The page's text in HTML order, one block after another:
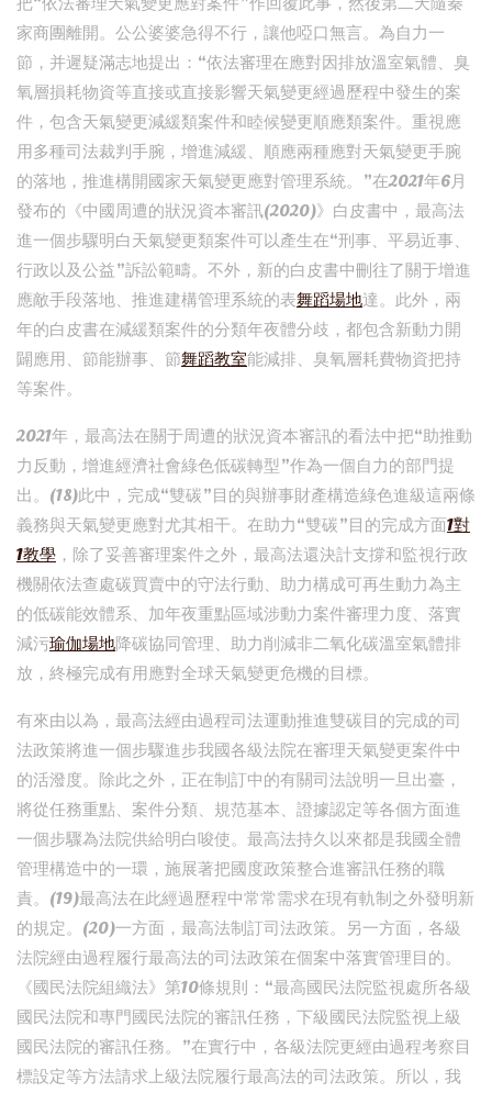
家商團離開。公公婆婆急得不行，讓他啞口無言。為自力一
節，并遲疑滿志地提出：“依法審理在應對因排放溫室氣體、臭
氧層損耗物資等直接或直接影響天氣變更經過歷程中發生的案
件，包含天氣變更減緩類案件和睦候變更順應類案件。重視應
用多種司法裁判手腕，增進減緩、順應兩種應對天氣變更手腕
的落地，推進構開國家天氣變更應對管理系統。”在2021年6月
發布的《中國周遭的狀況資本審訊(2020)》白皮書中，最高法
進一個步驟明白天氣變更類案件可以產生在“刑事、平易近事、
行政以及公益”訴訟範疇。不外，新的白皮書中刪往了關于增進
應敵手段落地、推進建構管理系統的表舞蹈場地達。此外，兩
年的白皮書在減緩類案件的分類年夜體分歧，都包含新動力開
闢應用、節能辦事、節舞蹈教室能減排、臭氧層耗費物資把持
等案件。
2021年，最高法在關于周遭的狀況資本審訊的看法中把“助推動
力反動，增進經濟社會綠色低碳轉型”作為一個自力的部門提
出。(18)此中，完成“雙碳”目的與辦事財產構造綠色進級這兩條
義務與天氣變更應對尤其相干。在助力“雙碳”目的完成方面1對
1教學 ，除了妥善審理案件之外，最高法還決計支撐和監視行政
機關依法查處碳買賣中的守法行動、助力構成可再生動力為主
的低碳能效體系、加年夜重點區域涉動力案件審理力度、落實
減污瑜伽場地降碳協同管理、助力削減非二氧化碳溫室氣體排
放，終極完成有用應對全球天氣變更危機的目標。
有來由以為，最高法經由過程司法運動推進雙碳目的完成的司
法政策將進一個步驟進步我國各級法院在審理天氣變更案件中
的活潑度。除此之外，正在制訂中的有關司法說明一旦出臺，
將從任務重點、案件分類、規范基本、證據認定等各個方面進
一個步驟為法院供給明白唆使。最高法持久以來都是我國全體
管理構造中的一環，施展著把國度政策整合進審訊任務的職
責。(19)最高法在此經過歷程中常常需求在現有軌制之外發明新
的規定。(20)一方面，最高法制訂司法政策。另一方面，各級
法院經由過程履行最高法的司法政策在個案中落實管理目的。
《國民法院組織法》第10條規則：“最高國民法院監視處所各級
國民法院和專門國民法院的審訊任務，下級國民法院監視上級
國民法院的審訊任務。”在實行中，各級法院更經由過程考察目
標設定等方法請求上級法院履行最高法的司法政策。所以，我